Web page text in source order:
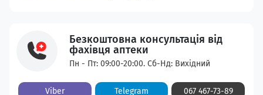
Безкоштовна консультація від
фахівця аптеки
Пн - Пт: 09:00-20:00. Сб-Нд: Вихідний
Viber Telegram 067 467-73-89